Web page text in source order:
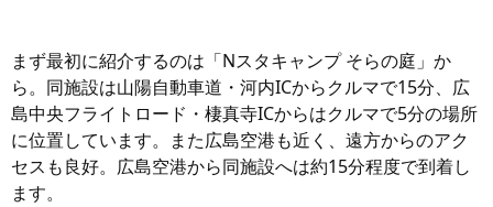
まず最初に紹介するのは「Nスタキャンプ そらの庭」か
ら。同施設は山陽自動車道・河内ICからクルマで15分、広
島中央フライトロード・棲真寺ICからはクルマで5分の場所
に位置しています。また広島空港も近く、遠方からのアク
セスも良好。広島空港から同施設へは約15分程度で到着し
ます。